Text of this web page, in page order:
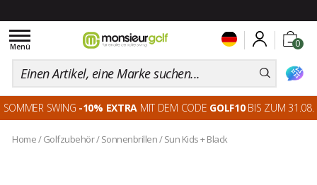
0
Toggle
navigation
Menü
SOMMER SWING -10% EXTRA MIT DEM CODE GOLF10BIS ZUM 31.08.
Home/ Golfzubehör/Sonnenbrillen/Sun Kids + Black